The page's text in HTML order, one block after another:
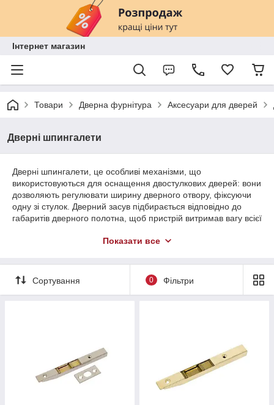
Інтернет магазин
Товари Дверна фурнітура Аксесуари для дверей
Дверні шпингалети
Дверні шпингалети, це особливі механізми, що
використовуються для оснащення двостулкових дверей: вони
дозволяють регулювати ширину дверного отвору, фіксуючи
одну зі стулок. Дверний засув підбирається відповідно до
габаритів дверного полотна, щоб пристрій витримав вагу всієї
визначитися з основними нюансами під час вибору: розміри,
бувають: врізні; накладні; зовнішні.
Показати все
Сортування 0 Фільтри